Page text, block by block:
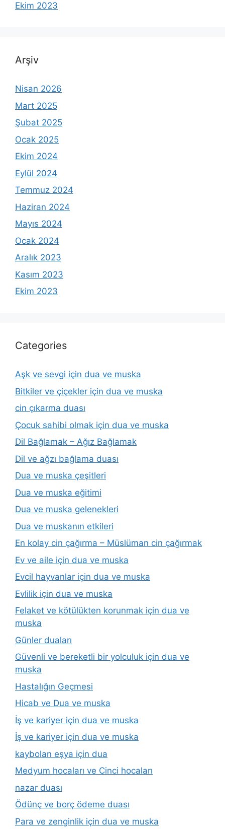
Ekim 2023
Arşiv
Nisan 2026
Mart 2025
Şubat 2025
Ocak 2025
Ekim 2024
Eylül 2024
Temmuz 2024
Haziran 2024
Mayıs 2024
Ocak 2024
Aralık 2023
Kasım 2023
Ekim 2023
Categories
Aşk ve sevgi için dua ve muska
Bitkiler ve çiçekler için dua ve muska
cin çıkarma duası
Çocuk sahibi olmak için dua ve muska
Dil Bağlamak – Ağız Bağlamak
Dil ve ağzı bağlama duası
Dua ve muska çeşitleri
Dua ve muska eğitimi
Dua ve muska gelenekleri
Dua ve muskanın etkileri
En kolay cin çağırma – Müslüman cin çağırmak
Ev ve aile için dua ve muska
Evcil hayvanlar için dua ve muska
Evlilik için dua ve muska
Felaket ve kötülükten korunmak için dua ve
muska
Günler duaları
Güvenli ve bereketli bir yolculuk için dua ve
muska
Hastalığın Geçmesi
Hicab ve Dua ve muska
İş ve kariyer için dua ve muska
İş ve kariyer için dua ve muska
kaybolan eşya için dua
Medyum hocaları ve Cinci hocaları
nazar duası
Ödünç ve borç ödeme duası
Para ve zenginlik için dua ve muska